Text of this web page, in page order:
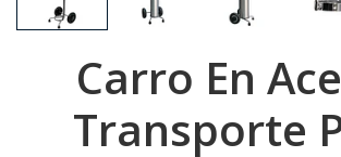
Carro En
Transporte